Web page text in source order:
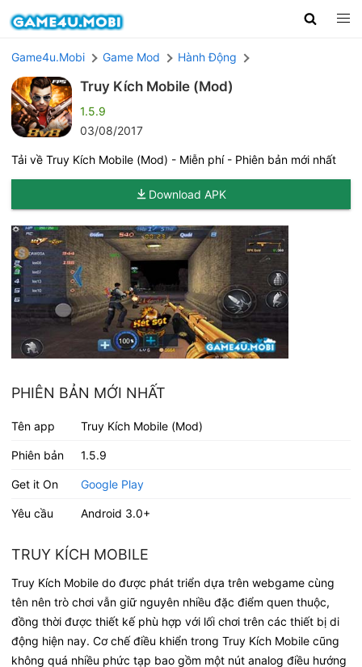
Game4u.Mobi Game Mod Hành Động
Truy Kích Mobile (Mod)
1.5.9
03/08/2017
Tải về Truy Kích Mobile (Mod) - Miễn phí - Phiên bản mới nhất
Download APK
PHIÊN BẢN MỚI NHẤT
Tên app Truy Kích Mobile (Mod)
Phiên bản 1.5.9
Get it On Google Play
Yêu cầu Android 3.0+
TRUY KÍCH MOBILE
Truy Kích Mobile do được phát triển dựa trên webgame cùng
tên nên trò chơi vẫn giữ nguyên nhiều đặc điểm quen thuộc,
đồng thời được thiết kế phù hợp với lối chơi trên các thiết bị di
động hiện nay. Cơ chế điều khiển trong Truy Kích Mobile cũng
không quá nhiều phức tạp bao gồm một nút analog điều hướng